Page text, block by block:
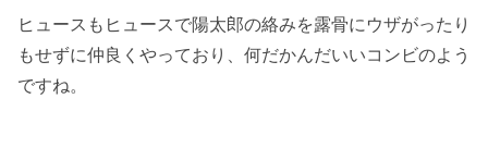
ヒュースもヒュースで陽太郎の絡みを露骨にウザがったり
もせずに仲良くやっており、何だかんだいいコンビのよう
ですね。